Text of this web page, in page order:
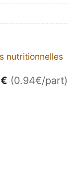
nutritionnelles
€ (0.94€/part)